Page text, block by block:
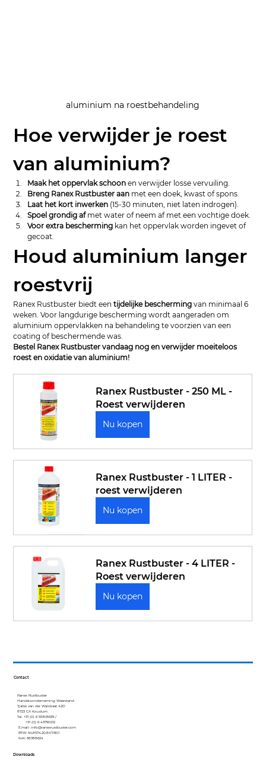
aluminium na roestbehandeling
Hoe verwijder je roest
van aluminium?
Maak het oppervlak schoon en verwijder losse vervuiling.
Breng Ranex Rustbuster aan met een doek, kwast of spons.
Laat het kort inwerken (15-30 minuten, niet laten indrogen).
Spoel grondig af met water of neem af met een vochtige doek.
Voor extra bescherming kan het oppervlak worden ingevet of
gecoat.
Houd aluminium langer
roestvrij
Ranex Rustbuster biedt een tijdelijke bescherming van minimaal 6
weken. Voor langdurige bescherming wordt aangeraden om
aluminium oppervlakken na behandeling te voorzien van een
coating of beschermende was.
Bestel Ranex Rustbuster vandaag nog en verwijder moeiteloos
roest en oxidatie van aluminium!
Ranex Rustbuster - 250 ML -
Roest verwijderen
Nu kopen
Ranex Rustbuster - 1 LITER -
roest verwijderen
Nu kopen
Ranex Rustbuster - 4 LITER -
Roest verwijderen
Nu kopen
Contact
Ranex Rustbuster
Handelsonderneming Weerstand
Tjalke van der Walstraat 42D
8723 CA Koudum
Tel. +31 (0) 6 55308639 /
+31 (0) 6 43790212
E.mail:info@ranexrustbuster.com
BTW: NL8574.20.847.B01
KvK: 68388624
Downloads